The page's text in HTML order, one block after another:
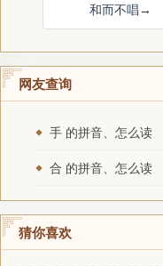
和而不唱→
网友查询
手 的拼音、怎么读
合 的拼音、怎么读
猜你喜欢